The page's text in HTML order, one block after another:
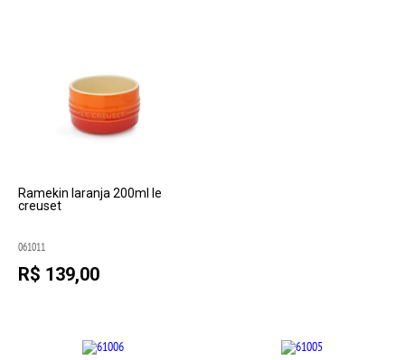
Ramekin laranja 200ml le
creuset
061011
R$ 139,00